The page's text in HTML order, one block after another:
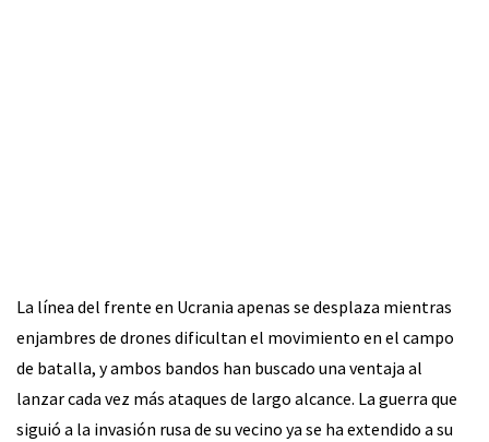
La línea del frente en Ucrania apenas se desplaza mientras
enjambres de drones dificultan el movimiento en el campo
de batalla, y ambos bandos han buscado una ventaja al
lanzar cada vez más ataques de largo alcance. La guerra que
siguió a la invasión rusa de su vecino ya se ha extendido a su